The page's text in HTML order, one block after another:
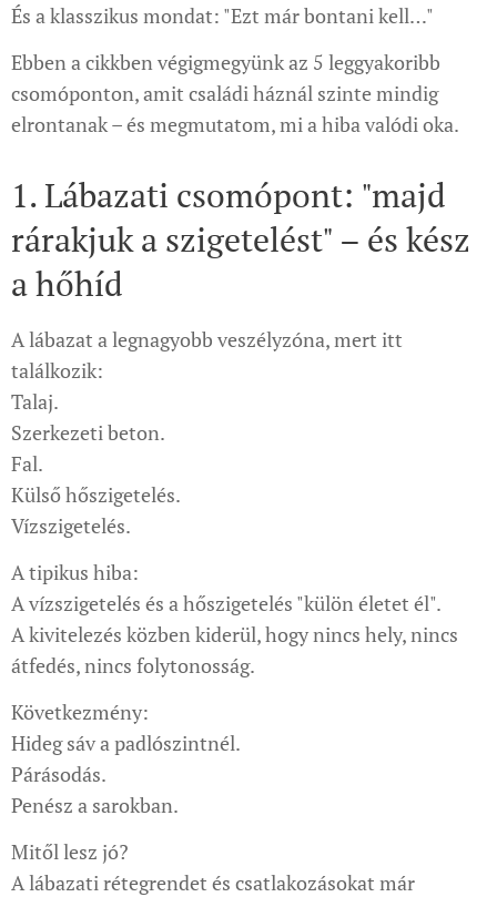
És a klasszikus mondat: "Ezt már bontani kell…"
Ebben a cikkben végigmegyünk az 5 leggyakoribb
csomóponton, amit családi háznál szinte mindig
elrontanak – és megmutatom, mi a hiba valódi oka.
1. Lábazati csomópont: "majd
rárakjuk a szigetelést" – és kész
a hőhíd
A lábazat a legnagyobb veszélyzóna, mert itt
találkozik:
Talaj.
Szerkezeti beton.
Fal.
Külső hőszigetelés.
Vízszigetelés.
A tipikus hiba:
A vízszigetelés és a hőszigetelés "külön életet él".
A kivitelezés közben kiderül, hogy nincs hely, nincs
átfedés, nincs folytonosság.
Következmény:
Hideg sáv a padlószintnél.
Párásodás.
Penész a sarokban.
Mitől lesz jó?
A lábazati rétegrendet és csatlakozásokat már